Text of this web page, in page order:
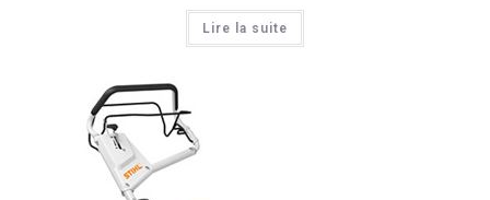
Lire la suite